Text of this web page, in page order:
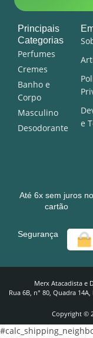
Principais
Categorias
Perfumes
Cremes
Banho e
Corpo
Masculino
Desodorante
e
Até 6x sem juros no
cartão
Segurança
Merx Atacadista e
Rua 6B, n° 80, Quadra
Copyright ©